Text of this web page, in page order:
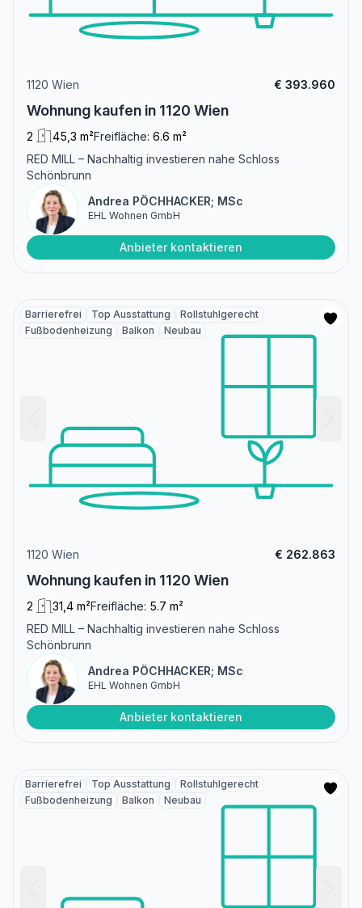
1120 Wien € 393.960
Wohnung kaufen in 1120 Wien
2 45,3 m²Freifläche: 6.6 m²
RED MILL – Nachhaltig investieren nahe Schloss
Schönbrunn
Andrea PÖCHHACKER; MSc
EHL Wohnen GmbH
Anbieter kontaktieren
Barrierefrei Top Ausstattung
Rollstuhlgerecht
Fußbodenheizung
Balkon Neubau
1120 Wien € 262.863
Wohnung kaufen in 1120 Wien
2 31,4 m²Freifläche: 5.7 m²
RED MILL – Nachhaltig investieren nahe Schloss
Schönbrunn
Andrea PÖCHHACKER; MSc
EHL Wohnen GmbH
Anbieter kontaktieren
Barrierefrei Top Ausstattung
Rollstuhlgerecht
Fußbodenheizung
Balkon Neubau